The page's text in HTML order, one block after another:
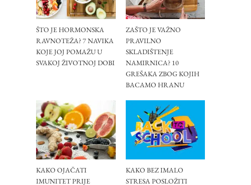
ŠTO JE HORMONSKA
RAVNOTEŽA? 7 NAVIKA
KOJE JOJ POMAŽU U
SVAKOJ ŽIVOTNOJ DOBI
ZAŠTO JE VAŽNO
PRAVILNO
SKLADIŠTENJE
NAMIRNICA? 10
GREŠAKA ZBOG KOJIH
BACAMO HRANU
KAKO OJAČATI
IMUNITET PRIJE
KAKO BEZ IMALO
STRESA POSLOŽITI